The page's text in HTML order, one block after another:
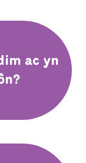
ac yn